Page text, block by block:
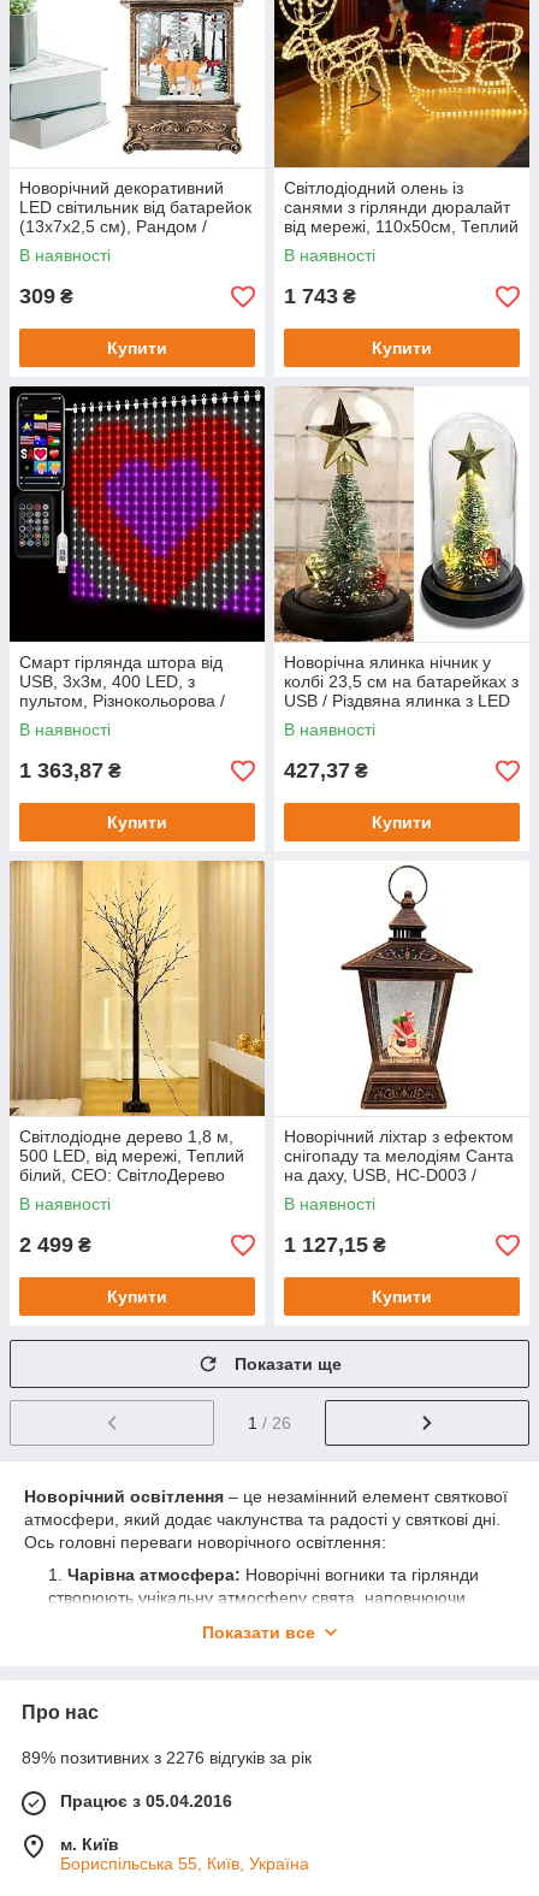
Новорічний декоративний
LED світильник від батарейок
(13х7х2,5 см), Рандом /
Ліхтар декоративний
новорічний
В наявності
309 ₴
Купити
Світлодіодний олень із
санями з гірлянди дюралайт
від мережі, 110х50см, Теплий
білий / Олень, що світиться з
санями
В наявності
1 743 ₴
Купити
Смарт гірлянда штора від
USB, 3x3м, 400 LED, з
пультом, Різнокольорова /
Новорічна гірлянда на вікно
В наявності
1 363,87 ₴
Купити
Новорічна ялинка нічник у
колбі 23,5 см на батарейках з
USB / Різдвяна ялинка з LED
підсвічуванням
В наявності
427,37 ₴
Купити
Світлодіодне дерево 1,8 м,
500 LED, від мережі, Теплий
білий, CEO: СвітлоДерево
500 LED / Декоративне
дерево з підсвічуванням
В наявності
2 499 ₴
Купити
Новорічний ліхтар з ефектом
снігопаду та мелодіям Санта
на даху, USB, HC-D003 /
Новорічний світильник /
Декоративний нічник /
В наявності
1 127,15 ₴
Купити
Показати ще
1 / 26
Новорічний освітлення – це незамінний елемент святкової
атмосфери, який додає чаклунства та радості у святкові дні.
Ось головні переваги новорічного освітлення:
Чарівна атмосфера: Новорічні вогники та гірлянди
створюють унікальну атмосферу свята, наповнюючи
композиції.
Затишок та комфорт:М'яке та приглушене світле
атмосферу затишку та спокою.
в різних варіантах – від традиційних вогників до
сучасних LED гірлянд, що дозволяє підібрати ідеальне
Показати все
Про нас
89% позитивних з 2276 відгуків за рік
Працює з 05.04.2016
м. Київ
Бориспільська 55, Київ, Україна